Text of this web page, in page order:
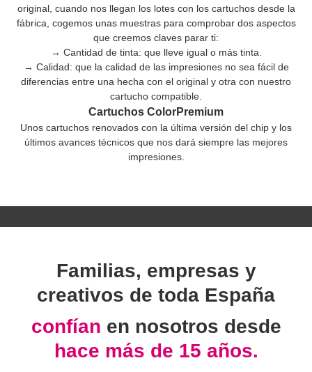
original, cuando nos llegan los lotes con los cartuchos desde la
fábrica, cogemos unas muestras para comprobar dos aspectos
que creemos claves parar ti:
→ Cantidad de tinta: que lleve igual o más tinta.
→ Calidad: que la calidad de las impresiones no sea fácil de
diferencias entre una hecha con el original y otra con nuestro
cartucho compatible.
Cartuchos ColorPremium
Unos cartuchos renovados con la última versión del chip y los
últimos avances técnicos que nos dará siempre las mejores
impresiones.
Familias, empresas y
creativos de toda España
confían en nosotros desde
hace más de 15 años.